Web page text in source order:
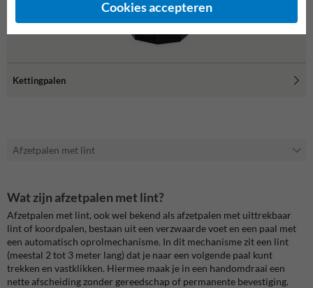
Kettingpalen
Afzetpalen met lint
Wat zijn afzetpalen met lint?
Afzetpalen met lint, ook wel bekend als afzetpalen met uittrekbaar
lint of koordpalen, bestaan uit een verzwaarde voet en een paal met
een automatisch oprolmechanisme. In dit mechanisme zit een lint
(meestal 2 tot 3 meter lang) dat je naar een volgende paal kunt
trekken en vastklikken. Hiermee maak je in een handomdraai een
nette afscheiding zonder gereedschap of permanente bevestiging.
Cookies accepteren